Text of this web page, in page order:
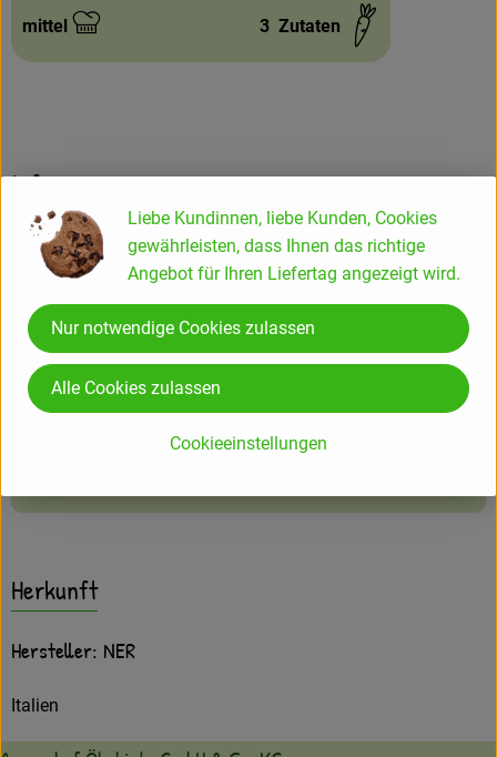
Schwierigkeit:
mittel 3 Zutaten
Info
Tuber magnatum pico
Produktinformationen
Zutaten
Herkunft
Hersteller: NER
Italien
Liebe Kundinnen, liebe Kunden, Cookies
gewährleisten, dass Ihnen das richtige
Angebot für Ihren Liefertag angezeigt wird.
Cookieeinstellungen
Nur notwendige Cookies zulassen
Alle Cookies zulassen